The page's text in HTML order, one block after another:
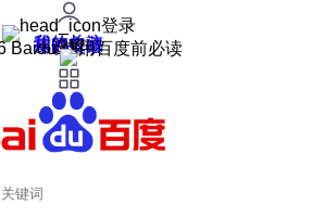
登录
我的关注
我的收藏
皮肤中心
用户反馈
设置
Baidu 使用百度前必读